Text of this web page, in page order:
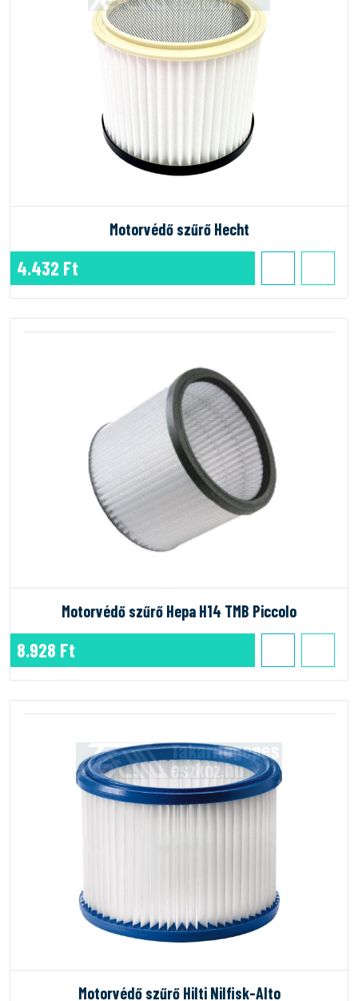
Motorvédő szűrő Hecht
4.432 Ft
Motorvédő szűrő Hepa H14 TMB Piccolo
8.928 Ft
Motorvédő szűrő Hilti Nilfisk-Alto